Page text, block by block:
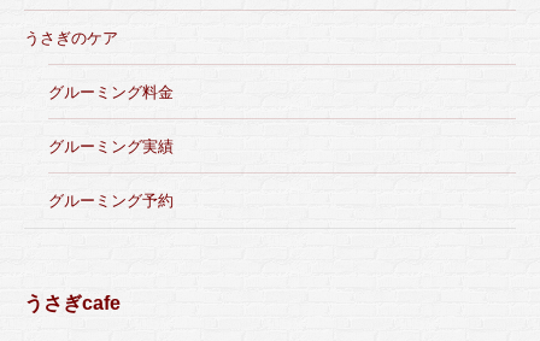
うさぎのケア
グルーミング料金
グルーミング実績
グルーミング予約
うさぎcafe